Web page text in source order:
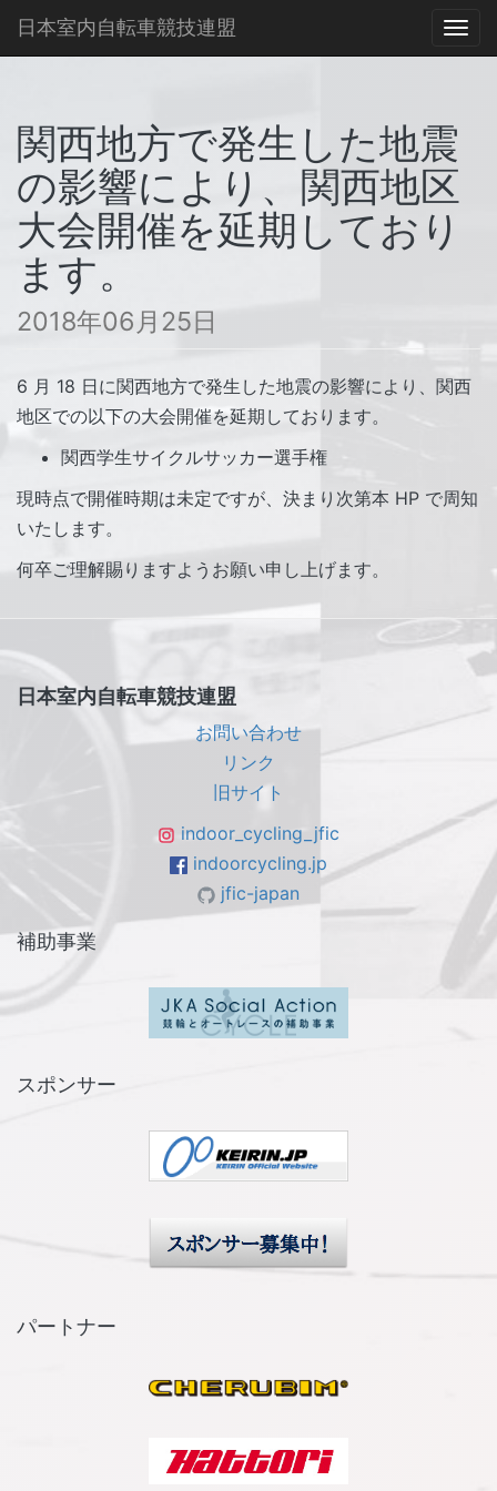
日本室内自転車競技連盟
関西地方で発生した地震
の影響により、関西地区
大会開催を延期しており
ます。
2018年06月25日
6 月 18 日に関西地方で発生した地震の影響により、関西
地区での以下の大会開催を延期しております。
関西学生サイクルサッカー選手権
現時点で開催時期は未定ですが、決まり次第本 HP で周知
いたします。
何卒ご理解賜りますようお願い申し上げます。
日本室内自転車競技連盟
お問い合わせ
リンク
旧サイト
indoor_cycling_jfic
indoorcycling.jp
jfic-japan
補助事業
スポンサー
パートナー